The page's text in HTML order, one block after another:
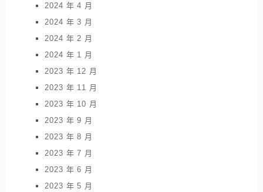
2024 年 4 月
2024 年 3 月
2024 年 2 月
2024 年 1 月
2023 年 12 月
2023 年 11 月
2023 年 10 月
2023 年 9 月
2023 年 8 月
2023 年 7 月
2023 年 6 月
2023 年 5 月